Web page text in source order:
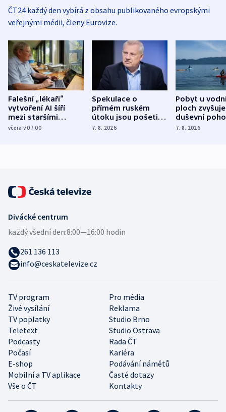
ČT24 každý den vybírá z obsahu publikovaného evropskými
veřejnými médii, členy Eurovize.
Falešní „lékaři“
vytvoření AI šíří
mezi staršími
Poláky nebezpečné
včera v 07:00
Spekulace o
přímém ruském
útoku jsou pošetilé,
míní estonský
7. 8. 2026
Pobyt u
ploch zvyšuje
duševní
ukázala
7. 8. 2026
TV program
Pro média
Živé vysílání
Reklama
TV poplatky
Studio Brno
Teletext
Studio Ostrava
Podcasty
Rada ČT
Počasí
Kariéra
E-shop
Podávání námětů
Mobilní a TV aplikace
Časté dotazy
Vše o ČT
Kontakty
Divácké centrum
každý všední den:8:00—16:00 hodin
261 136 113
info@ceskatelevize.cz